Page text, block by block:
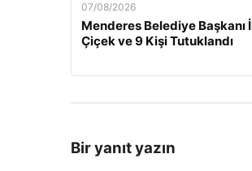
07/08/2026
Menderes Belediye Başkanı
Çiçek ve 9 Kişi Tutuklandı
Bir yanıt yazın